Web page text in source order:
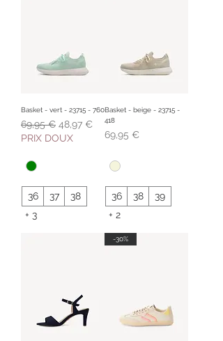
Basket - vert - 23715 - 760
Prix original
69,95 € Prix promotionnel
48,97 €
PRIX DOUX
36 37
38
+ 3
Basket - beige - 23715 -
418
Prix
69,95 €
36 38
39
+ 2
-30%